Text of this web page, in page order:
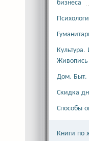
Живопись
Дом. Быт.
Скидка
Способы
Книги по